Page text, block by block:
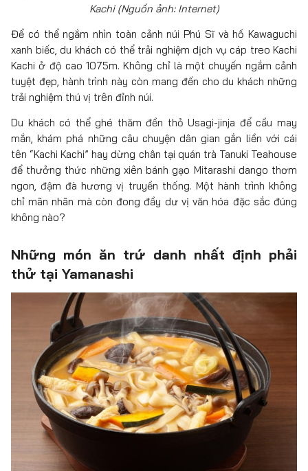
Kachi (Nguồn ảnh: Internet)
Để có thể ngắm nhìn toàn cảnh núi Phú Sĩ và hồ Kawaguchi
xanh biếc, du khách có thể trải nghiệm dịch vụ cáp treo Kachi
Kachi ở độ cao 1075m. Không chỉ là một chuyến ngắm cảnh
tuyệt đẹp, hành trình này còn mang đến cho du khách những
trải nghiệm thú vị trên đỉnh núi.
Du khách có thể ghé thăm đền thỏ Usagi-jinja để cầu may
mắn, khám phá những câu chuyện dân gian gắn liền với cái
tên “Kachi Kachi” hay dừng chân tại quán trà Tanuki Teahouse
để thưởng thức những xiên bánh gạo Mitarashi dango thơm
ngon, đậm đà hương vị truyền thống. Một hành trình không
chỉ mãn nhãn mà còn đong đầy dư vị văn hóa đặc sắc đúng
không nào?
Những món ăn trứ danh nhất định phải
thử tại Yamanashi